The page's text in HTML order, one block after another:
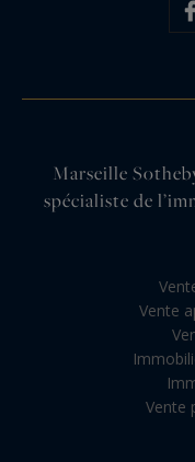
Marseille
spécialiste de
Vente
Vente